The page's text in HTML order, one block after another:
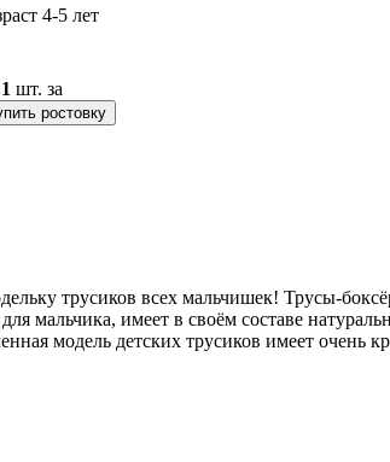
4-5 лет
1 шт. за
ростовку
трусиков всех мальчишек! Трусы-
мальчика, имеет в своём составе
модель детских трусиков имеет